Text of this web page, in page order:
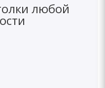
любой